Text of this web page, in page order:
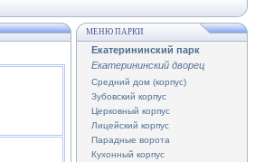
МЕНЮ ПАРКИ
Екатерининский парк
Екатерининский дворец
Средний дом (корпус)
Зубовский корпус
Церковный корпус
Лицейский корпус
Парадные ворота
Кухонный корпус